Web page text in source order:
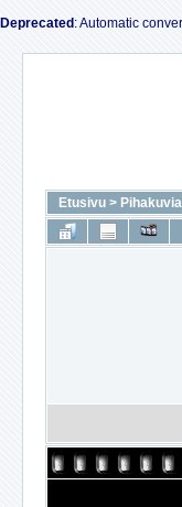
Deprecated : Automatic
Etusivu > Pihakuvia